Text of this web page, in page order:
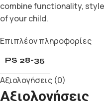
combine functionality,
of your child.
Επιπλέον πληροφορίες
PS 28-35
Αξιολογήσεις (0)
Αξιολογήσεις